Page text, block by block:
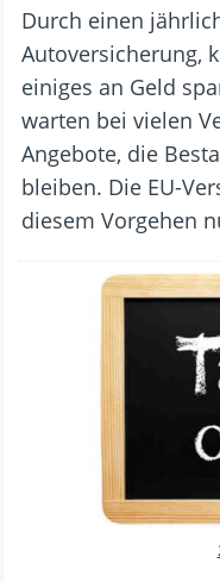
Durch einen
Autoversicherung,
einiges an Geld
warten bei vielen
Angebote, die
bleiben. Die EU-
diesem Vorgehen